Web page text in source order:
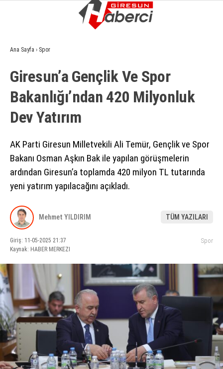
Facebook
Instagram
GÜNDEM
EKONOMI
SIYASET
ASAYIŞ
SPOR
YAŞAM
SAĞLIK
KÜLTÜR SANAT
Ana Sayfa › Spor
Giresun’a Gençlik Ve Spor
Bakanlığı’ndan 420 Milyonluk
Dev Yatırım
AK Parti Giresun Milletvekili Ali Temür, Gençlik ve Spor
Bakanı Osman Aşkın Bak ile yapılan görüşmelerin
ardından Giresun’a toplamda 420 milyon TL tutarında
yeni yatırım yapılacağını açıkladı.
Mehmet YILDIRIM TÜM YAZILARI
Giriş: 11-05-2025 21:37
Kaynak: HABER MERKEZI
Spor